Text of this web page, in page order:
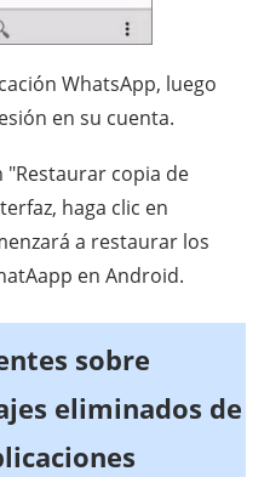
WhatsApp, luego
en su cuenta.
"Restaurar copia de
haga clic en
a restaurar los
en Android.
sobre
eliminados de